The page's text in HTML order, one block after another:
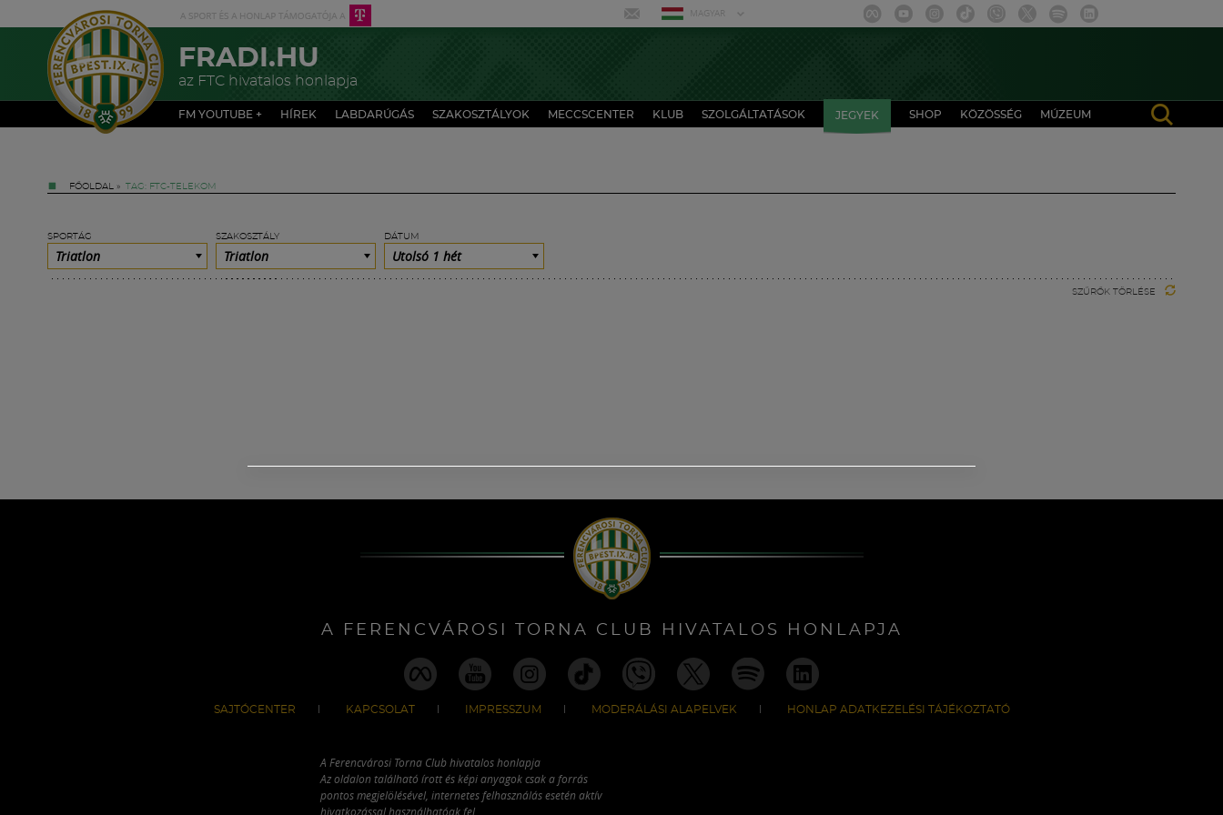
MAGYAR
FRADI.HU
az FTC hivatalos honlapja
FM YOUTUBE + HÍREK LABDARÚGÁS SZAKOSZTÁLYOK MECCSCENTER KLUB SZOLGÁLTATÁSOK JEGYEK SHOP KÖZÖSSÉG MÚZEUM
FŐOLDAL » TAG: FTC-TELEKOM
SPORTÁG
Triatlon
SZAKOSZTÁLY
Triatlon
DÁTUM
Utolsó 1 hét
SZŰRŐK TÖRLÉSE
A FERENCVÁROSI TORNA CLUB HIVATALOS HONLAPJA
SAJTÓCENTER KAPCSOLAT IMPRESSZUM MODERÁLÁSI ALAPELVEK HONLAP ADATKEZELÉSI TÁJÉKOZTATÓ
A Ferencvárosi Torna Club hivatalos honlapja
Az oldalon található írott és képi anyagok csak a forrás
pontos megjelölésével, internetes felhasználás esetén aktív
hivatkozással használhatóak fel.